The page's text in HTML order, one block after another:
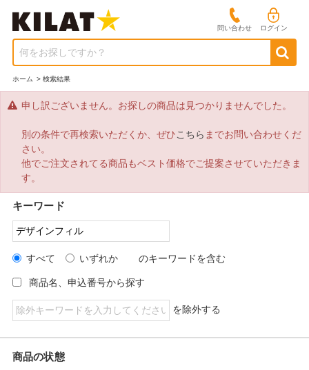
問い合わせ ログイン
何をお探しですか？
ホーム > 検索結果
申し訳ございません。お探しの商品は見つかりませんでした。
別の条件で再検索いただくか、ぜひこちら までお問い合わせくだ
さい。
他でご注文されてる商品もベスト価格でご提案させていただきま
す。
キーワード
すべて いずれか のキーワードを含む
商品名、申込番号から探す
を除外する
商品の状態